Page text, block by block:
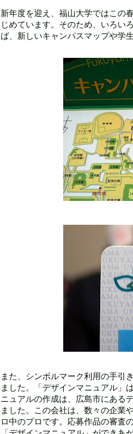
新年度を迎え、福山大学ではこの
じめています。そのため、いろい
ば、新しいキャンパスマップや学
また、シンボルマーク利用の手引
ました。「デザインマニュアル」
ニュアルの作成は、広島市にある
ました。この会社は、数々の企業
ロ中のプロです。応募作品の審査